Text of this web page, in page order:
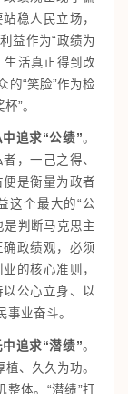
稳人民立场，
益作为“政绩为
生活真正得到改
的“笑脸”作为检
”。
追求“公绩”。
，一己之得、
是衡量为政者
这个最大的“公
判断马克思主
政绩观，必须
的核心准则，
公心立身、以
业奋斗。
追求“潜绩”。
、久久为功。
整体。“潜绩”打